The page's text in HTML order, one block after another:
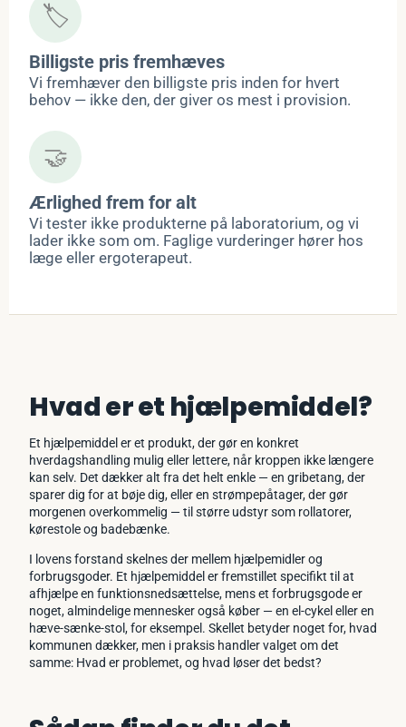
🏷️
Billigste pris fremhæves
Vi fremhæver den billigste pris inden for hvert
behov — ikke den, der giver os mest i provision.
🤝
Ærlighed frem for alt
Vi tester ikke produkterne på laboratorium, og vi
lader ikke som om. Faglige vurderinger hører hos
læge eller ergoterapeut.
Hvad er et hjælpemiddel?
Et hjælpemiddel er et produkt, der gør en konkret
hverdagshandling mulig eller lettere, når kroppen ikke længere
kan selv. Det dækker alt fra det helt enkle — en gribetang, der
sparer dig for at bøje dig, eller en strømpepåtager, der gør
morgenen overkommelig — til større udstyr som rollatorer,
kørestole og badebænke.
I lovens forstand skelnes der mellem hjælpemidler og
forbrugsgoder. Et hjælpemiddel er fremstillet specifikt til at
afhjælpe en funktionsnedsættelse, mens et forbrugsgode er
noget, almindelige mennesker også køber — en el-cykel eller en
hæve-sænke-stol, for eksempel. Skellet betyder noget for, hvad
kommunen dækker, men i praksis handler valget om det
samme: Hvad er problemet, og hvad løser det bedst?